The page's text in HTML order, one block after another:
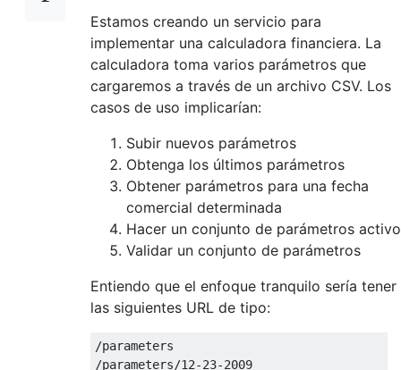
Estamos creando un servicio para
implementar una calculadora financiera. La
calculadora toma varios parámetros que
cargaremos a través de un archivo CSV. Los
casos de uso implicarían:
Subir nuevos parámetros
Obtenga los últimos parámetros
Obtener parámetros para una fecha
comercial determinada
Hacer un conjunto de parámetros activo
Validar un conjunto de parámetros
Entiendo que el enfoque tranquilo sería tener
las siguientes URL de tipo:
/parameters